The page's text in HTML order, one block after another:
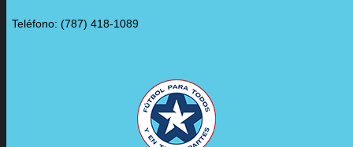
Teléfono: (787) 418-1089